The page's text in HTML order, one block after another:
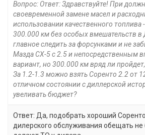
Вопрос: Ответ: Здравствуйте! При
своевременной замене масел и
использовании качественного топлива
300.000 км без особых вмешательств в
главное следить за форсунками и не
Мазда СХ-5 с 2.5 и непосредственным
вариант, но 300.000 км вряд ли
За 1.2-1.3 можно взять Соренто 2.2 от
отличном состоянии с диллерской
увеливать бюджет?
Ответ: Да, подобрать хороший
дилерского обслуживания обещать не